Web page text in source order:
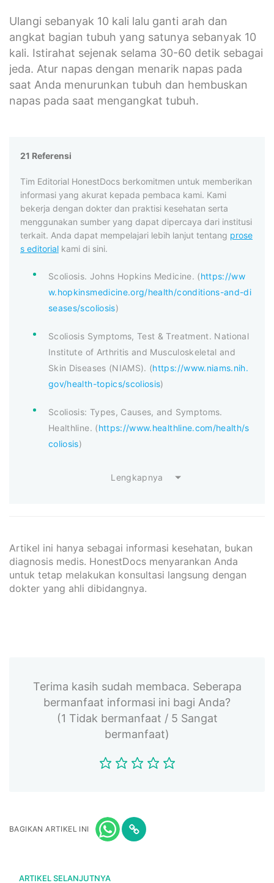
Ulangi sebanyak 10 kali lalu ganti arah dan
angkat bagian tubuh yang satunya sebanyak 10
kali. Istirahat sejenak selama 30-60 detik sebagai
jeda. Atur napas dengan menarik napas pada
saat Anda menurunkan tubuh dan hembuskan
napas pada saat mengangkat tubuh.
21 Referensi
Tim Editorial HonestDocs berkomitmen untuk memberikan
informasi yang akurat kepada pembaca kami. Kami
bekerja dengan dokter dan praktisi kesehatan serta
menggunakan sumber yang dapat dipercaya dari institusi
terkait. Anda dapat mempelajari lebih lanjut tentang prose
s editorial kami di sini.
Scoliosis. Johns Hopkins Medicine. (https://ww
w.hopkinsmedicine.org/health/conditions-and-di
seases/scoliosis)
Scoliosis Symptoms, Test & Treatment. National
Institute of Arthritis and Musculoskeletal and
Skin Diseases (NIAMS). (https://www.niams.nih.
gov/health-topics/scoliosis)
Scoliosis: Types, Causes, and Symptoms.
Healthline. (https://www.healthline.com/health/s
coliosis)
Lengkapnya
Artikel ini hanya sebagai informasi kesehatan, bukan
diagnosis medis. HonestDocs menyarankan Anda
untuk tetap melakukan konsultasi langsung dengan
dokter yang ahli dibidangnya.
Terima kasih sudah membaca. Seberapa
bermanfaat informasi ini bagi Anda?
(1 Tidak bermanfaat / 5 Sangat
bermanfaat)
BAGIKAN ARTIKEL INI
ARTIKEL SELANJUTNYA